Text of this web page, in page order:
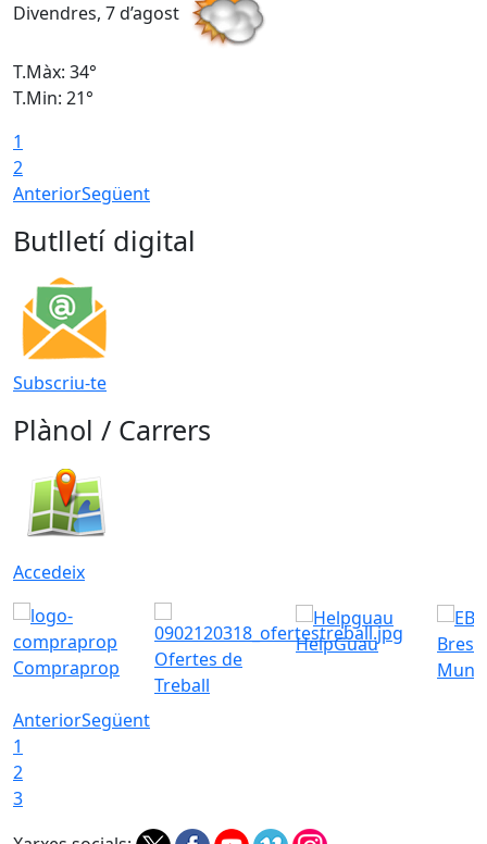
Divendres, 7 d’agost
T.Màx: 34°
T.Min: 21°
1
2
AnteriorSegüent
Butlletí digital
Subscriu-te
Plànol / Carrers
Accedeix
Compraprop
Ofertes de
Treball
HelpGuau
AnteriorSegüent
1
2
3